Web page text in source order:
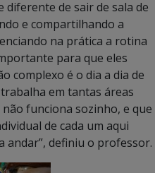
de sair de sala de
e compartilhando a
na prática a rotina
para que eles
complexo é o dia a dia de
em tantas áreas
funciona sozinho, e que
de cada um aqui
andar”, definiu o professor.